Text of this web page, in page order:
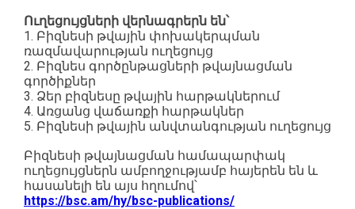
Ուղեցույցների վերնագրերն են՝
1. Բիզնեսի թվային փոխակերպման
ռազմավարության ուղեցույց
2. Բիզնես գործընթացների թվայնացման
գործիքներ
3. Ձեր բիզնեսը թվային հարթակներում
4. Առցանց վաճառքի հարթակներ
5. Բիզնեսի թվային անվտանգության ուղեցույց
Բիզնեսի թվայնացման համապարփակ
ուղեցույցներն ամբողջությամբ հայերեն են և
հասանելի են այս հղումով՝
https://bsc.am/hy/bsc-publications/